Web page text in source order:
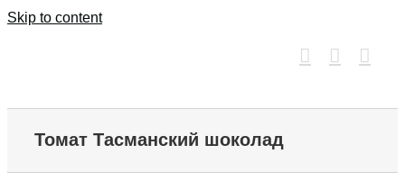
Skip to content
Томат Тасманский шоколад